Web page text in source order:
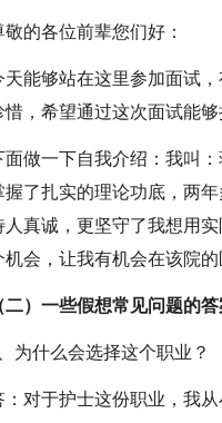
敬的各位前辈您们好：
天能够站在这里参加面试
惜，希望通过这次面试能
面做一下自我介绍：我叫
握了扎实的理论功底，两
人真诚，更坚守了我想用
机会，让我有机会在该院
二）一些假想常见问题的答
为什么会选择这个职业？
：对于护士这份职业，我